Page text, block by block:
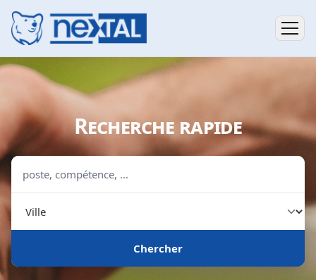
Recherche rapide
poste, compétence, ...
Chercher